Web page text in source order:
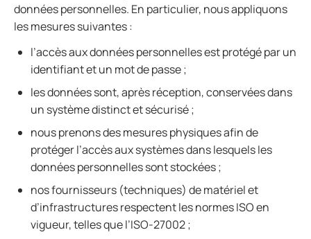
données personnelles. En particulier, nous appliquons
les mesures suivantes :
l’accès aux données personnelles est protégé par un
identifiant et un mot de passe ;
les données sont, après réception, conservées dans
un système distinct et sécurisé ;
nous prenons des mesures physiques afin de
protéger l’accès aux systèmes dans lesquels les
données personnelles sont stockées ;
nos fournisseurs (techniques) de matériel et
d’infrastructures respectent les normes ISO en
vigueur, telles que l’ISO-27002 ;